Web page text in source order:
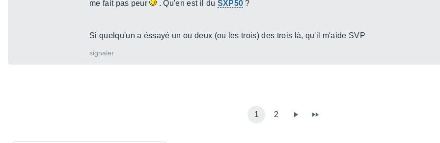
me fait pas peur
. Qu'en est il du SXP50 ?
Si quelqu'un a éssayé un ou deux (ou les trois) des trois là, qu'il m'aide SVP
signaler
1 2